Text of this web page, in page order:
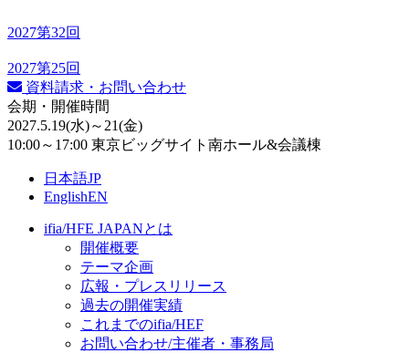
2027第32回
2027第25回
資料請求・お問い合わせ
会期・開催時間
2027.5.19(水)～21(金)
10:00～17:00 東京ビッグサイト南ホール&会議棟
日本語JP
EnglishEN
ifia/HFE JAPANとは
開催概要
テーマ企画
広報・プレスリリース
過去の開催実績
これまでのifia/HEF
お問い合わせ/主催者・事務局